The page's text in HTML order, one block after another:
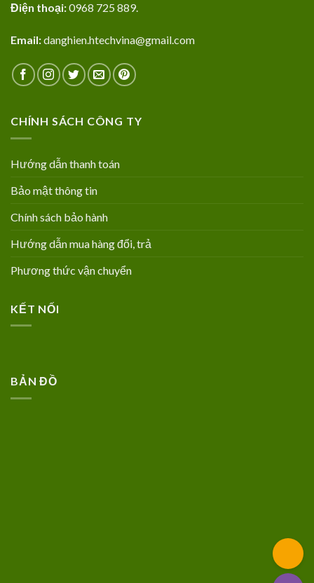
Điện thoại:0968 725 889.
Email:danghien.htechvina@gmail.com
CHÍNH SÁCH CÔNG TY
Hướng dẫn thanh toán
Bảo mật thông tin
Chính sách bảo hành
Hướng dẫn mua hàng đổi, trả
Phương thức vận chuyển
KẾT NỐI
BẢN ĐỒ